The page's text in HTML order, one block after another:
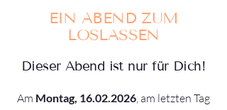
EIN ABEND ZUM
LOSLASSEN
Dieser Abend ist nur für Dich!
Am Montag, 16.02.2026, am letzten Tag